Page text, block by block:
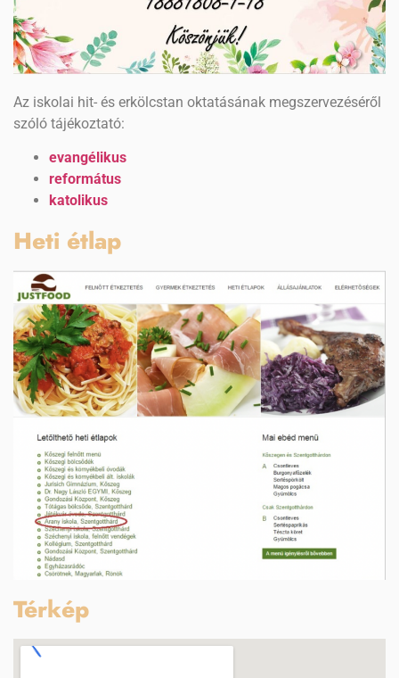
Az iskolai hit- és erkölcstan oktatásának megszervezéséről
szóló tájékoztató:
evangélikus
református
katolikus
Heti étlap
Térkép